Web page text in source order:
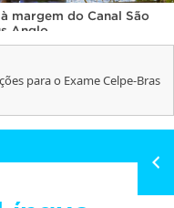
margem do Canal São
Anglo
para o Exame Celpe-Bras